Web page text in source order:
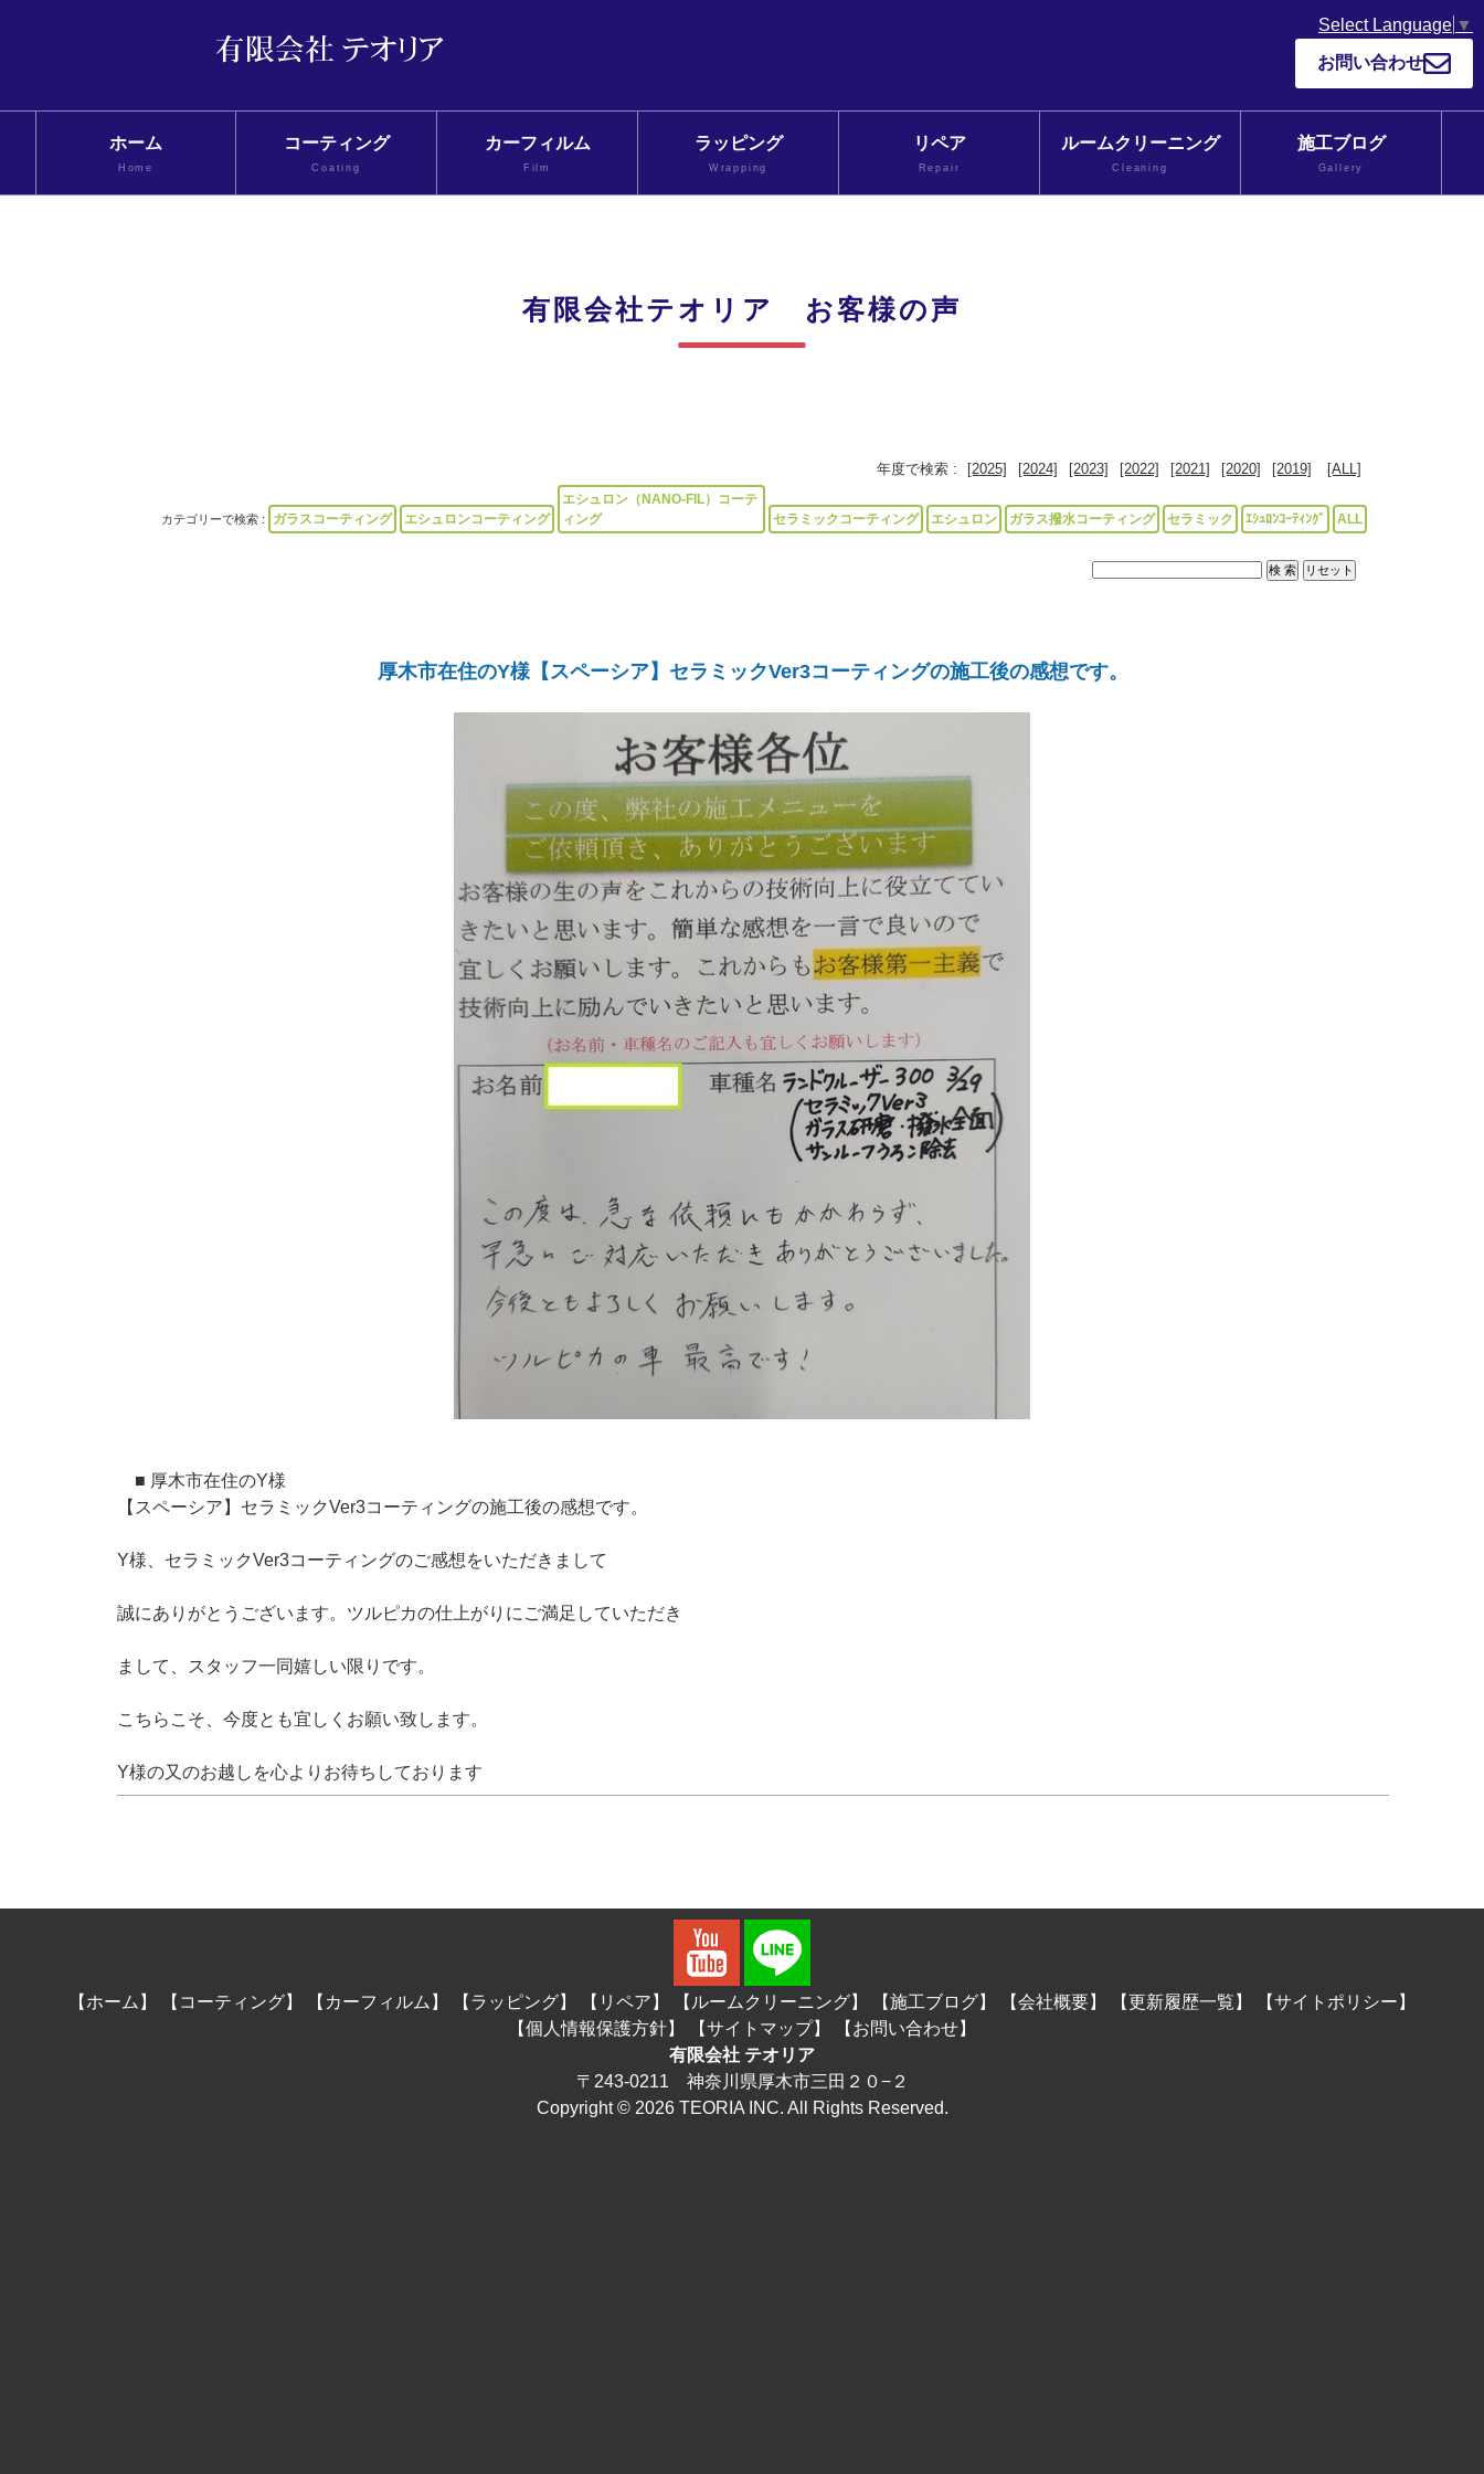
Select Language ▼
お問い合わせ
ホーム
Home
コーティング
Coating
カーフィルム
Film
ラッピング
Wrapping
リペア
Repair
ルームクリーニング
Cleaning
施工ブログ
Gallery
有限会社テオリア お客様の声
年度で検索 : [2025] [2024] [2023] [2022] [2021] [2020] [2019] [ALL]
カテゴリーで検索 : ガラスコーティング エシュロンコーティング
エシュロン（NANO-FIL）コーテ
ィング
セラミックコーティング エシュロン ガラス撥水コーティング セラミック ｴｼｭﾛﾝｺｰﾃｨﾝｸﾞ ALL
厚木市在住のY様【スペーシア】セラミックVer3コーティングの施工後の感想です。
■ 厚木市在住のY様
【スペーシア】セラミックVer3コーティングの施工後の感想です。
Y様、セラミックVer3コーティングのご感想をいただきまして
誠にありがとうございます。ツルピカの仕上がりにご満足していただき
まして、スタッフ一同嬉しい限りです。
こちらこそ、今度とも宜しくお願い致します。
Y様の又のお越しを心よりお待ちしております
【ホーム】 【コーティング】 【カーフィルム】 【ラッピング】 【リペア】 【ルームクリーニング】 【施工ブログ】 【会社概要】 【更新履歴一覧】
【サイトポリシー】
【個人情報保護方針】
【サイトマップ】
【お問い合わせ】
有限会社 テオリア
〒243-0211 神奈川県厚木市三田２０−２
Copyright © 2026 TEORIA INC. All Rights Reserved.